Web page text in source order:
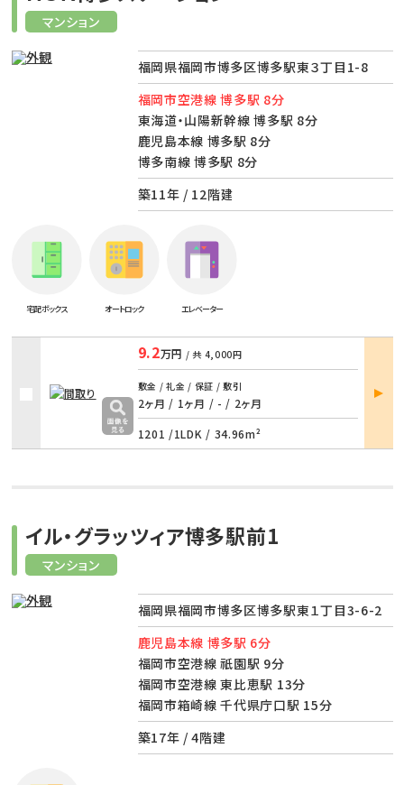
マンション
福岡県福岡市博多区博多駅東３丁目1-8
福岡市空港線 博多駅 8分
東海道・山陽新幹線 博多駅 8分
鹿児島本線 博多駅 8分
博多南線 博多駅 8分
築11年 / 12階建
宅配ボックス オートロック エレベーター
9.2万円 / 共 4,000円
敷金 / 礼金 / 保証 / 敷引
2ヶ月 / 1ヶ月 / - / 2ヶ月
1201 /1LDK / 34.96m²
部屋
詳細
マンション
イル・グラッツィア博多駅前1
福岡県福岡市博多区博多駅東１丁目3-6-2
鹿児島本線 博多駅 6分
福岡市空港線 祇園駅 9分
福岡市空港線 東比恵駅 13分
福岡市箱崎線 千代県庁口駅 15分
築17年 / 4階建